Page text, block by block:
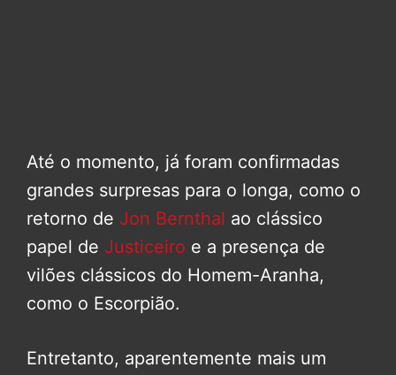
Até o momento, já foram confirmadas
grandes surpresas para o longa, como o
retorno de Jon Bernthal ao clássico
papel de Justiceiro e a presença de
vilões clássicos do Homem-Aranha,
como o Escorpião.
Entretanto, aparentemente mais um